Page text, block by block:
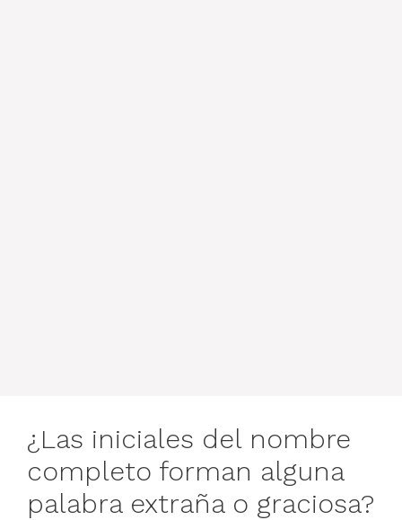
¿Las iniciales del nombre
completo forman alguna
palabra extraña o graciosa?